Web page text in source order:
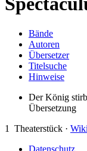
Bände
Autoren
Übersetzer
Titelsuche
Hinweise
Der König
Übersetzung
1
Theaterstück · Wiki
Datenschutz